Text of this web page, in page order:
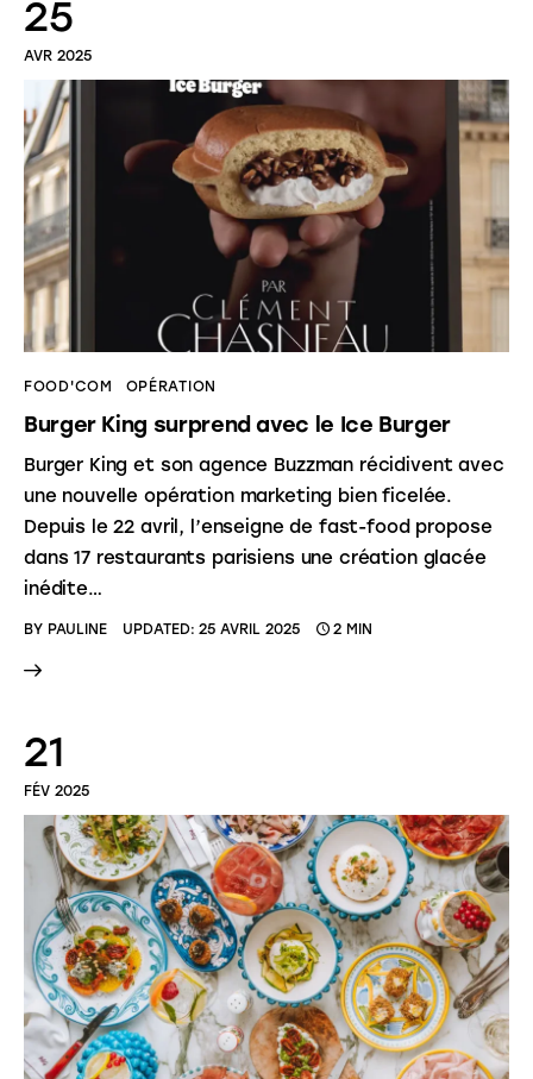
25
AVR 2025
FOOD'COM OPÉRATION
Burger King surprend avec le Ice Burger
Burger King et son agence Buzzman récidivent avec
une nouvelle opération marketing bien ficelée.
Depuis le 22 avril, l’enseigne de fast-food propose
dans 17 restaurants parisiens une création glacée
inédite…
BY PAULINE UPDATED: 25 AVRIL 2025 2 MIN
21
FÉV 2025